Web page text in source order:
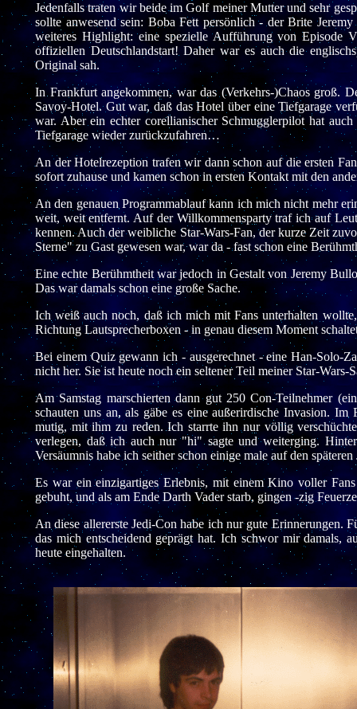
Jedenfalls traten wir beide im Golf meiner Mutter und sehr
sollte anwesend sein: Boba Fett persönlich - der Brite
weiteres Highlight: eine spezielle Aufführung von
offiziellen Deutschlandstart! Daher war es auch die
Original sah.
In Frankfurt angekommen, war das (Verkehrs-)Chaos groß.
Savoy-Hotel. Gut war, daß das Hotel über eine Tiefgarage
war. Aber ein echter corellianischer Schmugglerpilot hat
Tiefgarage wieder zurückzufahren…
An der Hotelrezeption trafen wir dann schon auf die ersten
sofort zuhause und kamen schon in ersten Kontakt mit den
An den genauen Programmablauf kann ich mich nicht mehr
weit, weit entfernt. Auf der Willkommensparty traf ich auf
kennen. Auch der weibliche Star-Wars-Fan, der kurze Zeit
Sterne" zu Gast gewesen war, war da - fast schon eine
Eine echte Berühmtheit war jedoch in Gestalt von Jeremy
Das war damals schon eine große Sache.
Ich weiß auch noch, daß ich mich mit Fans unterhalten
Richtung Lautsprecherboxen - in genau diesem Moment
Bei einem Quiz gewann ich - ausgerechnet - eine Han-Solo-
nicht her. Sie ist heute noch ein seltener Teil meiner Star-Wars-
Am Samstag marschierten dann gut 250 Con-Teilnehmer
schauten uns an, als gäbe es eine außerirdische Invasion.
mutig, mit ihm zu reden. Ich starrte ihn nur völlig
verlegen, daß ich auch nur "hi" sagte und weiterging.
Versäumnis habe ich seither schon einige male auf den
Es war ein einzigartiges Erlebnis, mit einem Kino voller
gebuht, und als am Ende Darth Vader starb, gingen -zig
An diese allererste Jedi-Con habe ich nur gute Erinnerungen.
das mich entscheidend geprägt hat. Ich schwor mir damals,
heute eingehalten.